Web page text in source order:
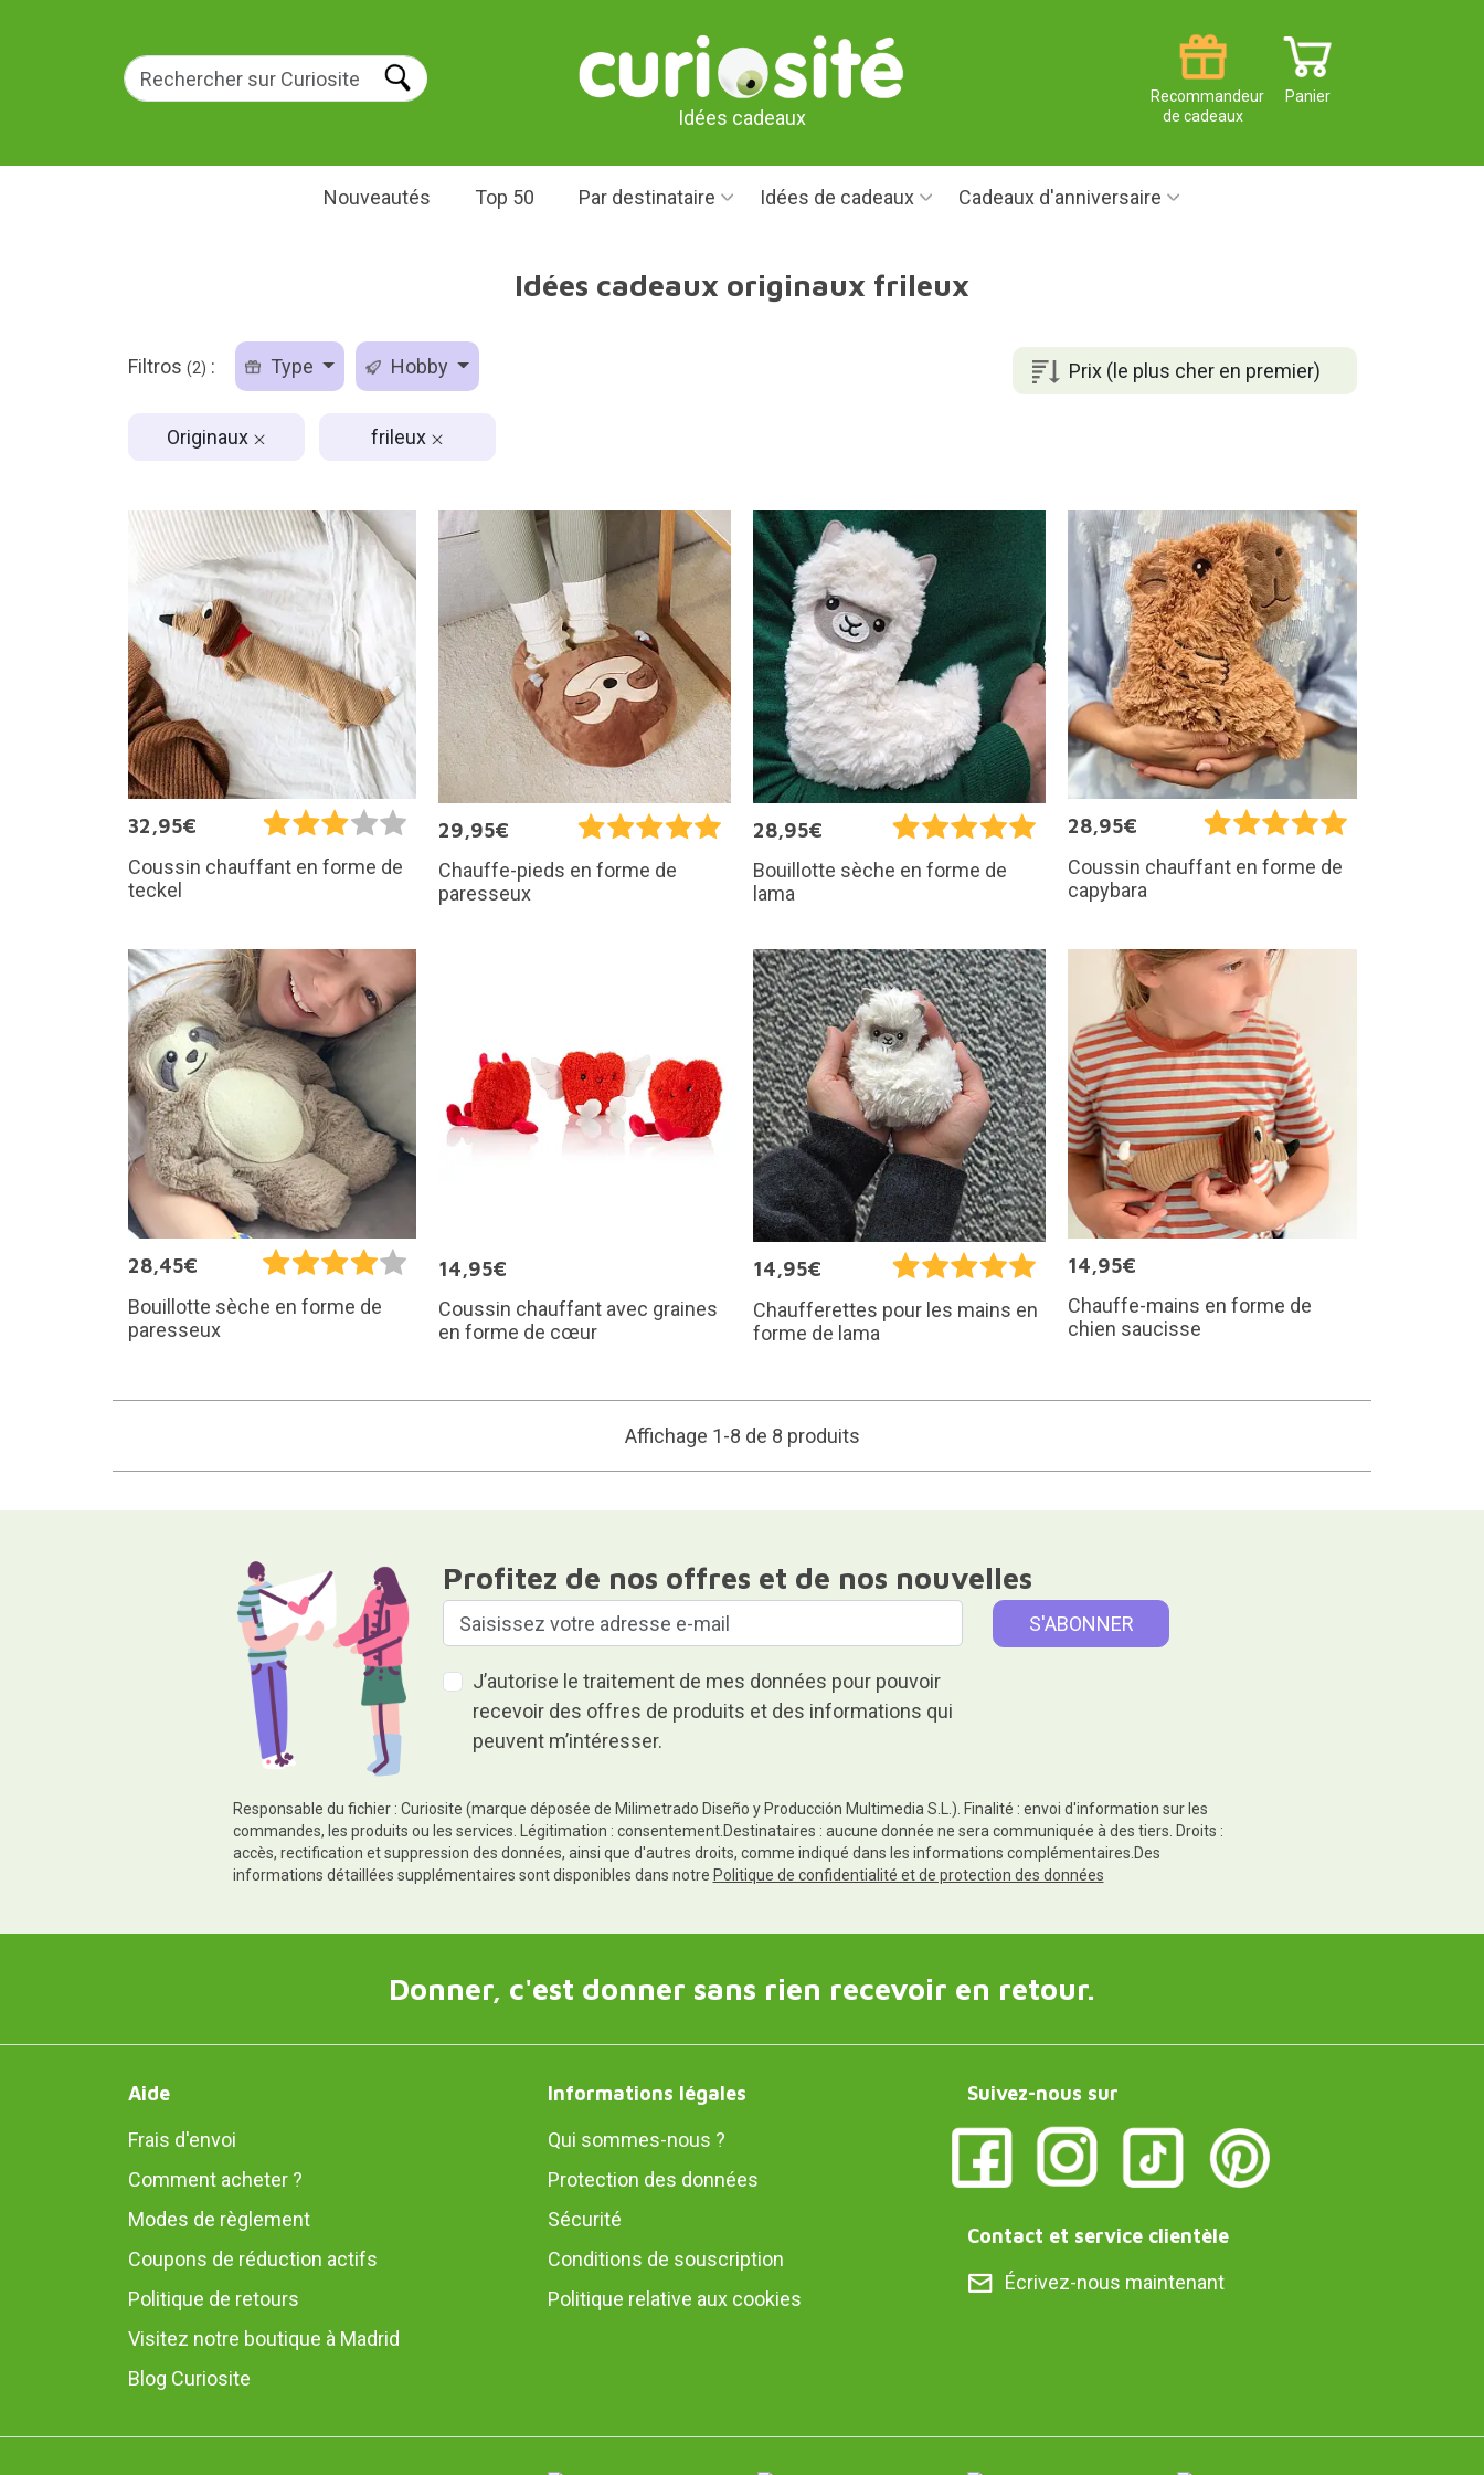
Idées cadeaux
Panier
Recommandeur
de cadeaux
Nouveautés Top 50 Par destinataire Idées de cadeaux Cadeaux d'anniversaire
Idées cadeaux originaux frileux
Prix (le plus cher en premier)
Filtros (2) : Type Hobby
Originaux frileux
32,95€
Coussin chauffant en forme de
teckel
29,95€
Chauffe-pieds en forme de
paresseux
28,95€
Bouillotte sèche en forme de
lama
28,95€
Coussin chauffant en forme de
capybara
28,45€
Bouillotte sèche en forme de
paresseux
14,95€
Coussin chauffant avec graines
en forme de cœur
14,95€
Chaufferettes pour les mains en
forme de lama
14,95€
Chauffe-mains en forme de
chien saucisse
Affichage 1-8 de 8 produits
Profitez de nos offres et de nos nouvelles
J’autorise le traitement de mes données pour pouvoir
recevoir des offres de produits et des informations qui
peuvent m’intéresser.
Responsable du fichier : Curiosite (marque déposée de Milimetrado Diseño y Producción Multimedia S.L.). Finalité : envoi d'information sur les
commandes, les produits ou les services. Légitimation : consentement.Destinataires : aucune donnée ne sera communiquée à des tiers. Droits :
accès, rectification et suppression des données, ainsi que d'autres droits, comme indiqué dans les informations complémentaires.Des
informations détaillées supplémentaires sont disponibles dans notre Politique de confidentialité et de protection des données
Donner, c'est donner sans rien recevoir en retour.
Aide
Frais d'envoi
Comment acheter ?
Modes de règlement
Coupons de réduction actifs
Politique de retours
Visitez notre boutique à Madrid
Blog Curiosite
Informations légales
Qui sommes-nous ?
Protection des données
Sécurité
Conditions de souscription
Politique relative aux cookies
Suivez-nous sur
Contact et service clientèle
Écrivez-nous maintenant